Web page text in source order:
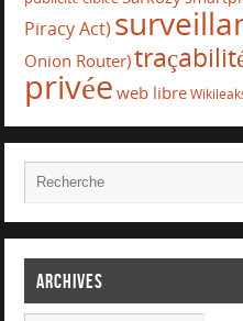
Piracy Act)
Onion Router)
privée web libre
Archives